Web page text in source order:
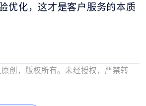
优化，这才是客户服务的本质
创，版权所有。未经授权，严禁转